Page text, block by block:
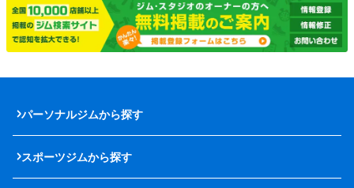
パーソナルジムから探す
スポーツジムから探す